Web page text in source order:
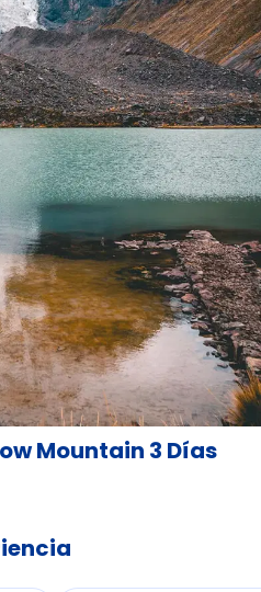
Mountain 3 Días